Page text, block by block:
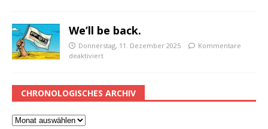
We’ll be back.
Donnerstag, 11. Dezember 2025
Kommentare
deaktiviert
CHRONOLOGISCHES ARCHIV